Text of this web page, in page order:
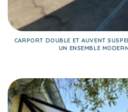
CARPORT DOUBLE ET AUVENT
UN ENSEMBLE